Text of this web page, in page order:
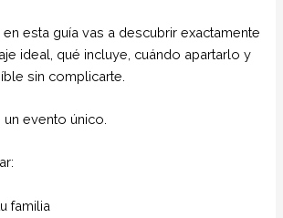
esta guía vas a descubrir exactamente
ideal, qué incluye, cuándo apartarlo y
sin complicarte.
evento único.
familia